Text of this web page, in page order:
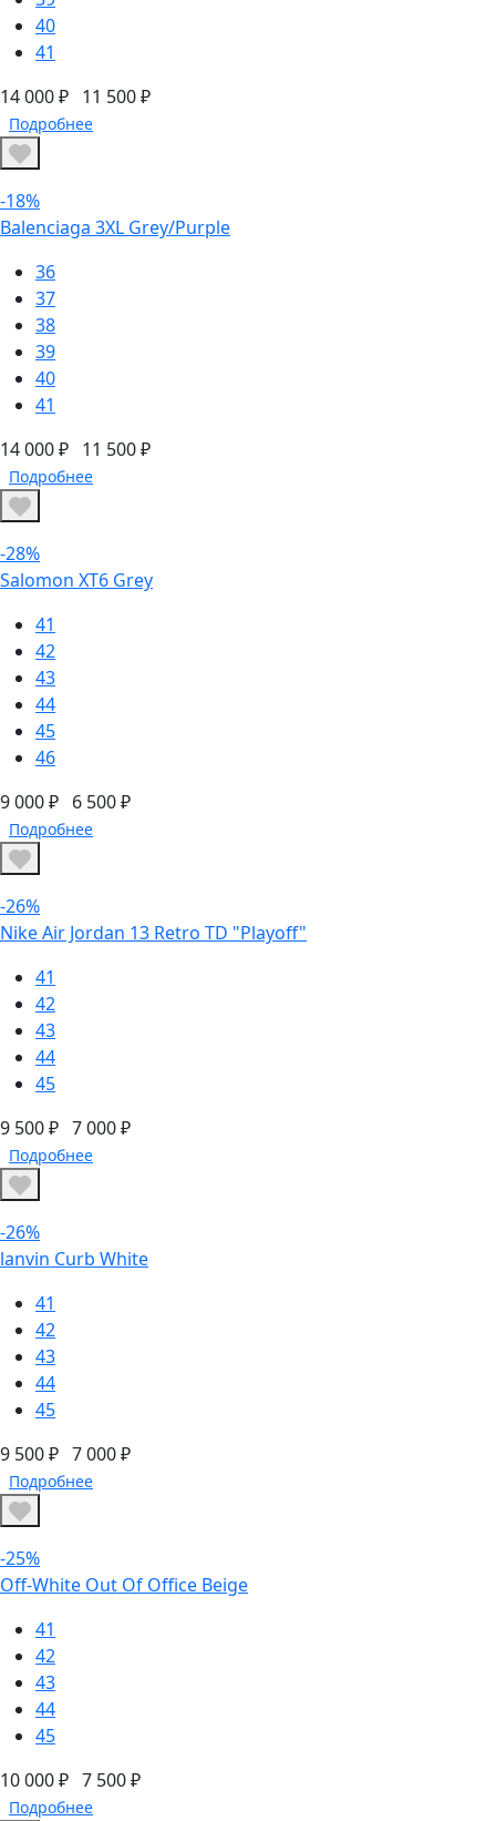
40
41
14 000 ₽ 11 500 ₽
Подробнее
-18%
Balenciaga 3XL Grey/Purple
36
37
38
39
40
41
14 000 ₽ 11 500 ₽
Подробнее
-28%
Salomon XT6 Grey
41
42
43
44
45
46
9 000 ₽ 6 500 ₽
Подробнее
-26%
Nike Air Jordan 13 Retro TD "Playoff"
41
42
43
44
45
9 500 ₽ 7 000 ₽
Подробнее
-26%
lanvin Curb White
41
42
43
44
45
9 500 ₽ 7 000 ₽
Подробнее
-25%
Off-White Out Of Office Beige
41
42
43
44
45
10 000 ₽ 7 500 ₽
Подробнее